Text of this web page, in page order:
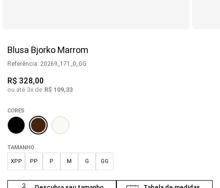
Blusa Bjorko Marrom
Referência: 20269_171_0_GG
R$ 328,00
ou até 3x de R$ 109,33
CORES
TAMANHO
PP P M G GG
XPP